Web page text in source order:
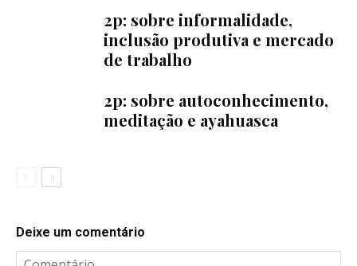
2p: sobre informalidade,
inclusão produtiva e mercado
de trabalho
2p: sobre autoconhecimento,
meditação e ayahuasca
Deixe um comentário